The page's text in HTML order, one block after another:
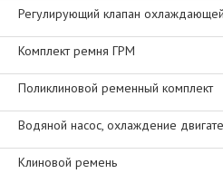
Регулирующий клапан
Комплект ремня ГРМ
Поликлиновой ременный комплект
Водяной насос, охлаждение
Клиновой ремень